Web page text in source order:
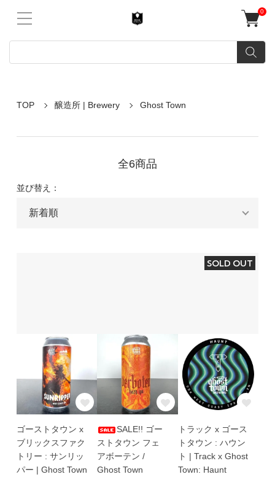
0
TOP 醸造所 | Brewery Ghost Town
全6商品
並び替え：
ゴーストタウン x
ブリックスファク
トリー : サンリッ
パー | Ghost Town
SALE!! ゴー
ストタウン フェ
アボーテン /
Ghost Town
SOLD OUT
トラック x ゴース
トタウン : ハウン
ト | Track x Ghost
Town: Haunt